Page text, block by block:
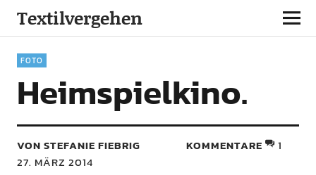
Textilvergehen
FOTO
Heimspielkino.
VON STEFANIE FIEBRIG
27. MÄRZ 2014
KOMMENTARE 1